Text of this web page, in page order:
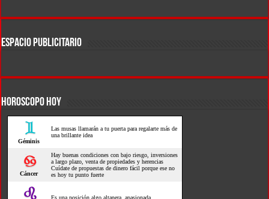
ESPACIO PUBLICITARIO
HOROSCOPO HOY